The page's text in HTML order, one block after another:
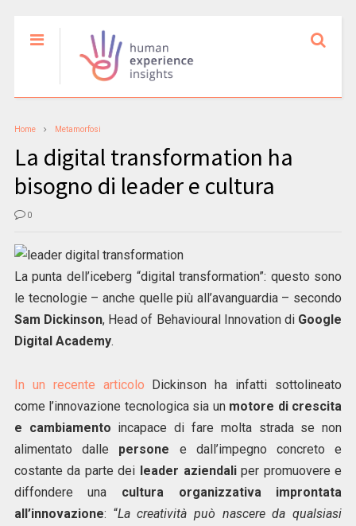
Home Metamorfosi
La digital transformation ha
bisogno di leader e cultura
0
La punta dell’iceberg “digital transformation”: questo sono
le tecnologie – anche quelle più all’avanguardia – secondo
Sam Dickinson, Head of Behavioural Innovation di Google
Digital Academy.
In un recente articolo Dickinson ha infatti sottolineato
come l’innovazione tecnologica sia un motore di crescita
e cambiamento incapace di fare molta strada se non
alimentato dalle persone e dall’impegno concreto e
costante da parte dei leader aziendaliper promuovere e
diffondere una cultura organizzativa improntata
all’innovazione: “La creatività può nascere da qualsiasi